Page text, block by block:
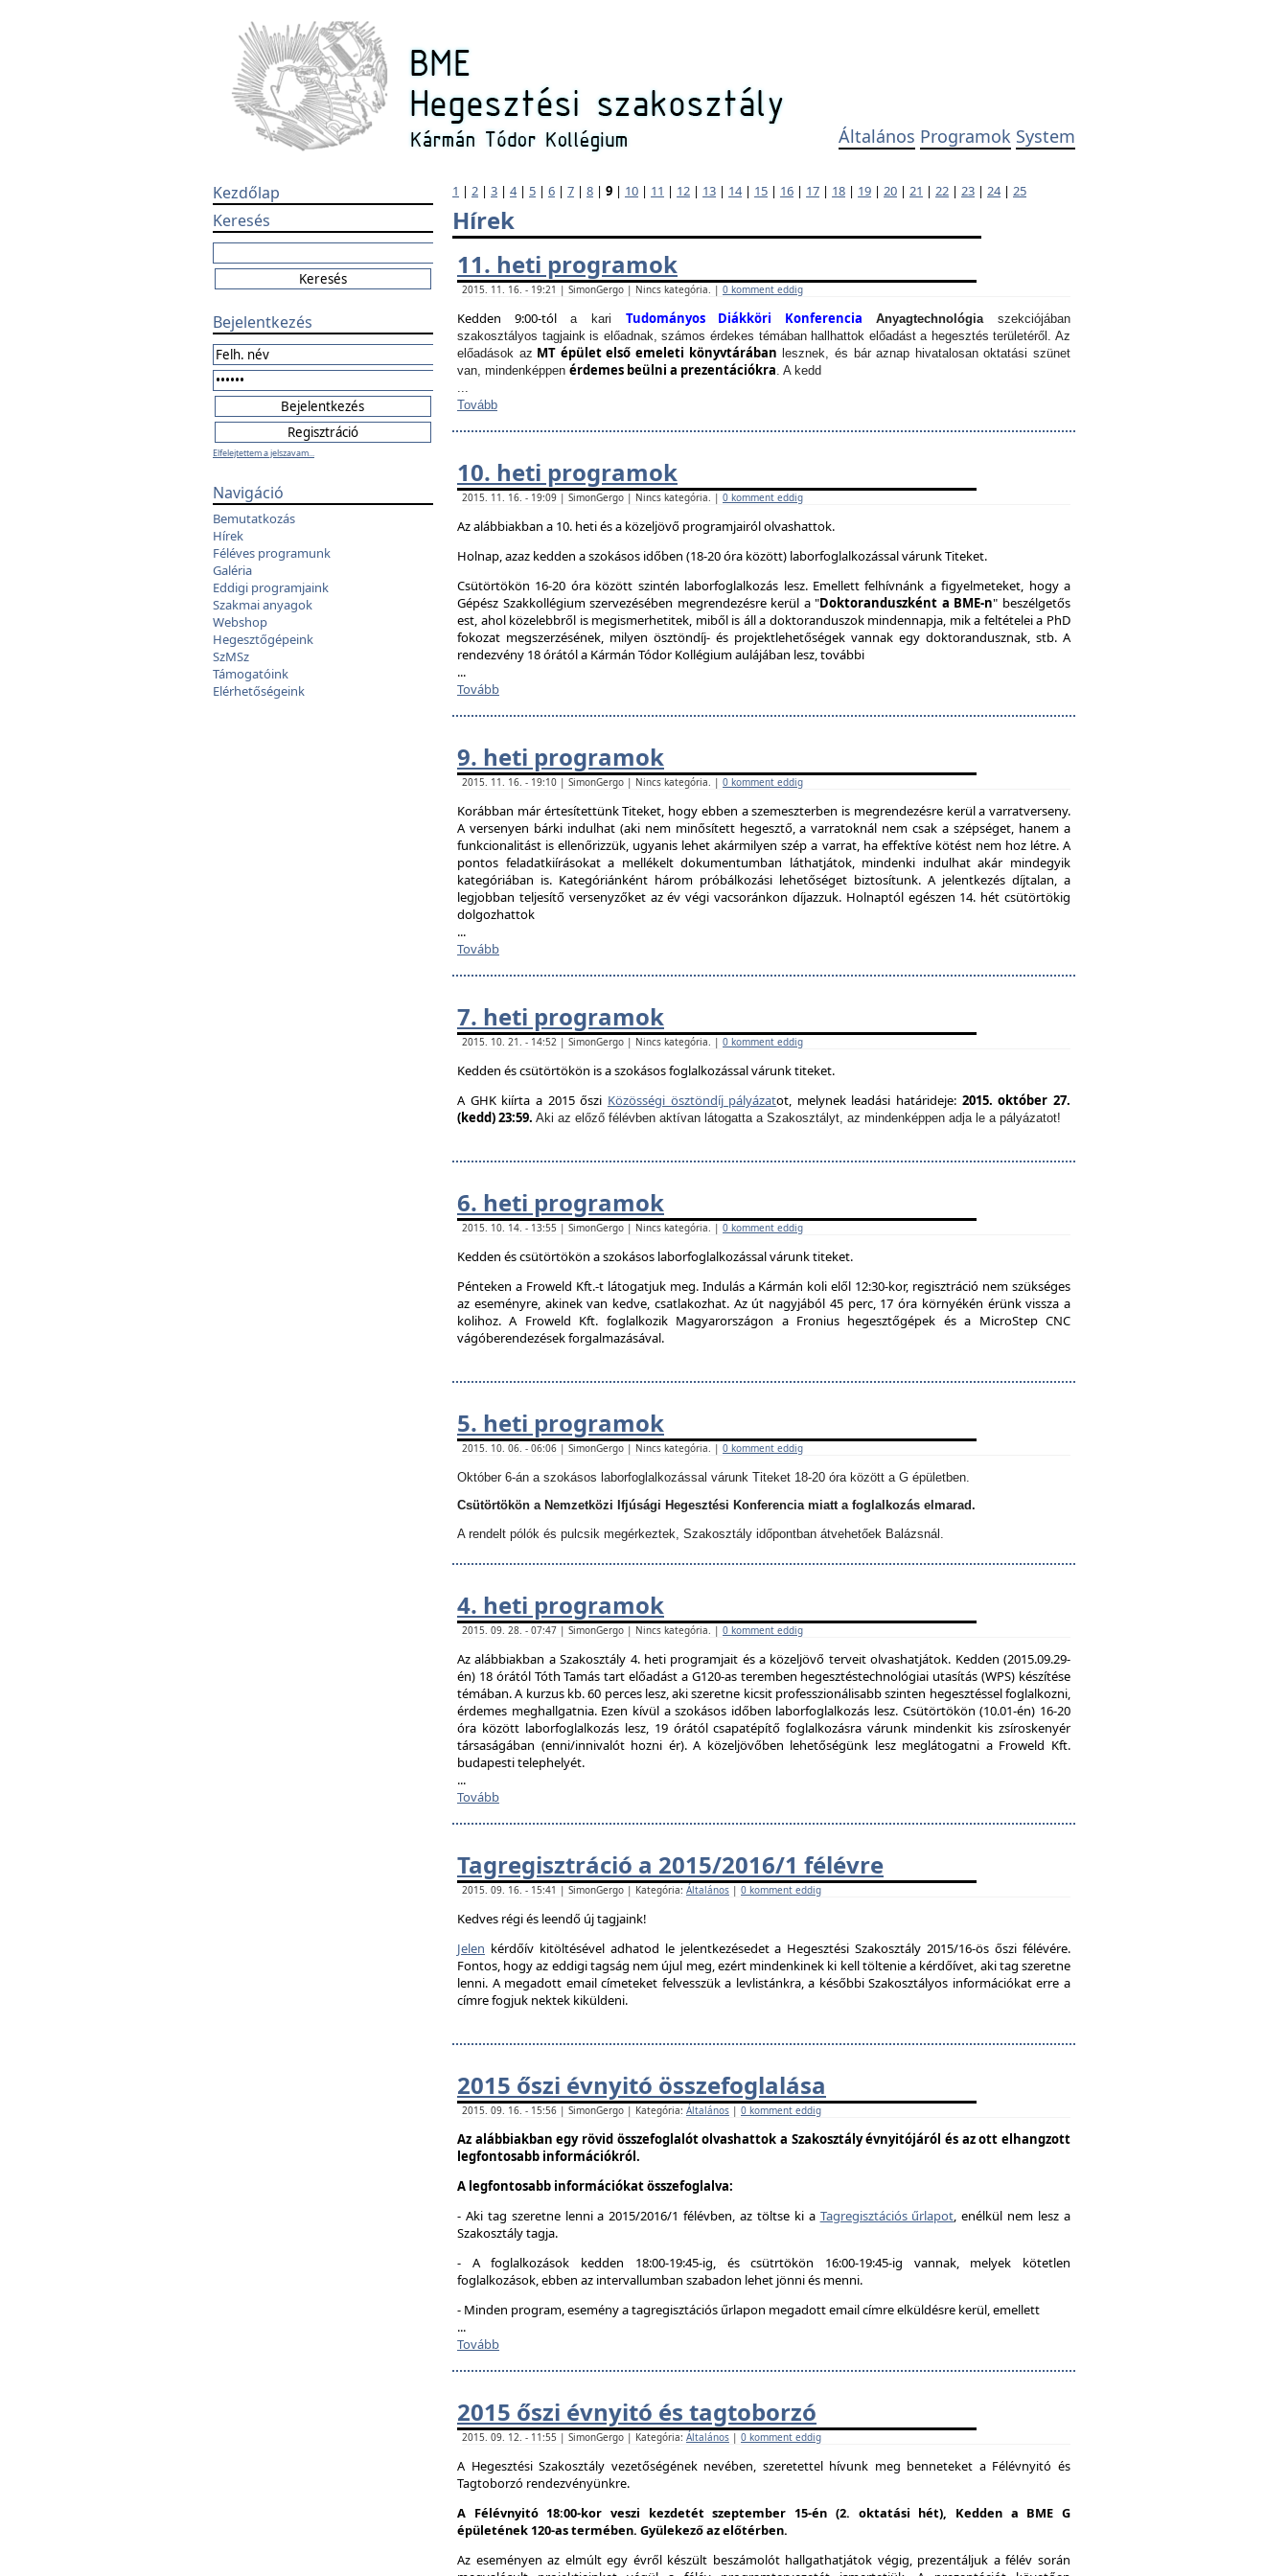
Általános Programok System
Kezdőlap
Keresés
Bejelentkezés
Elfelejtettem a jelszavam...
Navigáció
Bemutatkozás
Hírek
Féléves programunk
Galéria
Eddigi programjaink
Szakmai anyagok
Webshop
Hegesztőgépeink
SzMSz
Támogatóink
Elérhetőségeink
1 | 2 | 3 | 4| 5 | 6 | 7 | 8 | 9 | 10 | 11 | 12 | 13 | 14| 15 | 16 | 17 | 18 | 19 | 20 | 21 | 22 | 23 | 24| 25
Hírek
11. heti programok
2015. 11. 16. - 19:21 | SimonGergo | Nincs kategória. | 0 komment eddig
Kedden 9:00-tól a kari Tudományos Diákköri Konferencia Anyagtechnológiaszekciójában
szakosztályos tagjaink is előadnak, számos érdekes témában hallhattok előadást a hegesztés területéről. Az
előadások az MT épület első emeleti könyvtárában lesznek, és bár aznap hivatalosan oktatási szünet
van, mindenképpen érdemes beülni a prezentációkra. A kedd
...
Tovább
10. heti programok
2015. 11. 16. - 19:09 | SimonGergo | Nincs kategória. | 0 komment eddig
Az alábbiakban a 10. heti és a közeljövő programjairól olvashattok.
Holnap, azaz kedden a szokásos időben (18-20 óra között) laborfoglalkozással várunk Titeket.
Csütörtökön 16-20 óra között szintén laborfoglalkozás lesz. Emellett felhívnánk a figyelmeteket, hogy a
Gépész Szakkollégium szervezésében megrendezésre kerül a "Doktoranduszként a BME-n" beszélgetős
est, ahol közelebbről is megismerhetitek, miből is áll a doktoranduszok mindennapja, mik a feltételei a PhD
fokozat megszerzésének, milyen ösztöndíj- és projektlehetőségek vannak egy doktorandusznak, stb. A
rendezvény 18 órától a Kármán Tódor Kollégium aulájában lesz, további
...
Tovább
9. heti programok
2015. 11. 16. - 19:10 | SimonGergo | Nincs kategória. | 0 komment eddig
Korábban már értesítettünk Titeket, hogy ebben a szemeszterben is megrendezésre kerül a varratverseny.
A versenyen bárki indulhat (aki nem minősített hegesztő, a varratoknál nem csak a szépséget, hanem a
funkcionalitást is ellenőrizzük, ugyanis lehet akármilyen szép a varrat, ha effektíve kötést nem hoz létre. A
pontos feladatkiírásokat a mellékelt dokumentumban láthatjátok, mindenki indulhat akár mindegyik
kategóriában is. Kategóriánként három próbálkozási lehetőséget biztosítunk. A jelentkezés díjtalan, a
legjobban teljesítő versenyzőket az év végi vacsoránkon díjazzuk. Holnaptól egészen 14. hét csütörtökig
dolgozhattok
...
Tovább
7. heti programok
2015. 10. 21. - 14:52 | SimonGergo | Nincs kategória. | 0 komment eddig
Kedden és csütörtökön is a szokásos foglalkozással várunk titeket.
A GHK kiírta a 2015 őszi Közösségi ösztöndíj pályázatot, melynek leadási határideje: 2015. október 27.
(kedd) 23:59. Aki az előző félévben aktívan látogatta a Szakosztályt, az mindenképpen adja le a pályázatot!
6. heti programok
2015. 10. 14. - 13:55 | SimonGergo | Nincs kategória. | 0 komment eddig
Kedden és csütörtökön a szokásos laborfoglalkozással várunk titeket.
Pénteken a Froweld Kft.-t látogatjuk meg. Indulás a Kármán koli elől 12:30-kor, regisztráció nem szükséges
az eseményre, akinek van kedve, csatlakozhat. Az út nagyjából 45 perc, 17 óra környékén érünk vissza a
kolihoz. A Froweld Kft. foglalkozik Magyarországon a Fronius hegesztőgépek és a MicroStep CNC
vágóberendezések forgalmazásával.
5. heti programok
2015. 10. 06. - 06:06 | SimonGergo | Nincs kategória. | 0 komment eddig
Október 6-án a szokásos laborfoglalkozással várunk Titeket 18-20 óra között a G épületben.
Csütörtökön a Nemzetközi Ifjúsági Hegesztési Konferencia miatt a foglalkozás elmarad.
A rendelt pólók és pulcsik megérkeztek, Szakosztály időpontban átvehetőek Balázsnál.
4. heti programok
2015. 09. 28. - 07:47 | SimonGergo | Nincs kategória. | 0 komment eddig
Az alábbiakban a Szakosztály 4. heti programjait és a közeljövő terveit olvashatjátok. Kedden (2015.09.29-
én) 18 órától Tóth Tamás tart előadást a G120-as teremben hegesztéstechnológiai utasítás (WPS) készítése
témában. A kurzus kb. 60 perces lesz, aki szeretne kicsit professzionálisabb szinten hegesztéssel foglalkozni,
érdemes meghallgatnia. Ezen kívül a szokásos időben laborfoglalkozás lesz. Csütörtökön (10.01-én) 16-20
óra között laborfoglalkozás lesz, 19 órától csapatépítő foglalkozásra várunk mindenkit kis zsíroskenyér
társaságában (enni/innivalót hozni ér). A közeljövőben lehetőségünk lesz meglátogatni a Froweld Kft.
budapesti telephelyét.
...
Tovább
Tagregisztráció a 2015/2016/1 félévre
2015. 09. 16. - 15:41 | SimonGergo | Kategória: Általános | 0 komment eddig
Kedves régi és leendő új tagjaink!
Jelen kérdőív kitöltésével adhatod le jelentkezésedet a Hegesztési Szakosztály 2015/16-ös őszi félévére.
Fontos, hogy az eddigi tagság nem újul meg, ezért mindenkinek ki kell töltenie a kérdőívet, aki tag szeretne
lenni. A megadott email címeteket felvesszük a levlistánkra, a későbbi Szakosztályos információkat erre a
címre fogjuk nektek kiküldeni.
2015 őszi évnyitó összefoglalása
2015. 09. 16. - 15:56 | SimonGergo | Kategória: Általános | 0 komment eddig
Az alábbiakban egy rövid összefoglalót olvashattok a Szakosztály évnyitójáról és az ott elhangzott
legfontosabb információkról.
A legfontosabb információkat összefoglalva:
- Aki tag szeretne lenni a 2015/2016/1 félévben, az töltse ki a Tagregisztációs űrlapot, enélkül nem lesz a
Szakosztály tagja.
- A foglalkozások kedden 18:00-19:45-ig, és csütrtökön 16:00-19:45-ig vannak, melyek kötetlen
foglalkozások, ebben az intervallumban szabadon lehet jönni és menni.
- Minden program, esemény a tagregisztációs űrlapon megadott email címre elküldésre kerül, emellett
...
Tovább
2015 őszi évnyitó és tagtoborzó
2015. 09. 12. - 11:55 | SimonGergo | Kategória: Általános | 0 komment eddig
A Hegesztési Szakosztály vezetőségének nevében, szeretettel hívunk meg benneteket a Félévnyitó és
Tagtoborzó rendezvényünkre.
A Félévnyitó 18:00-kor veszi kezdetét szeptember 15-én (2. oktatási hét), Kedden a BME G
épületének 120-as termében. Gyülekező az előtérben.
Az eseményen az elmúlt egy évről készült beszámolót hallgathatjátok végig, prezentáljuk a félév során